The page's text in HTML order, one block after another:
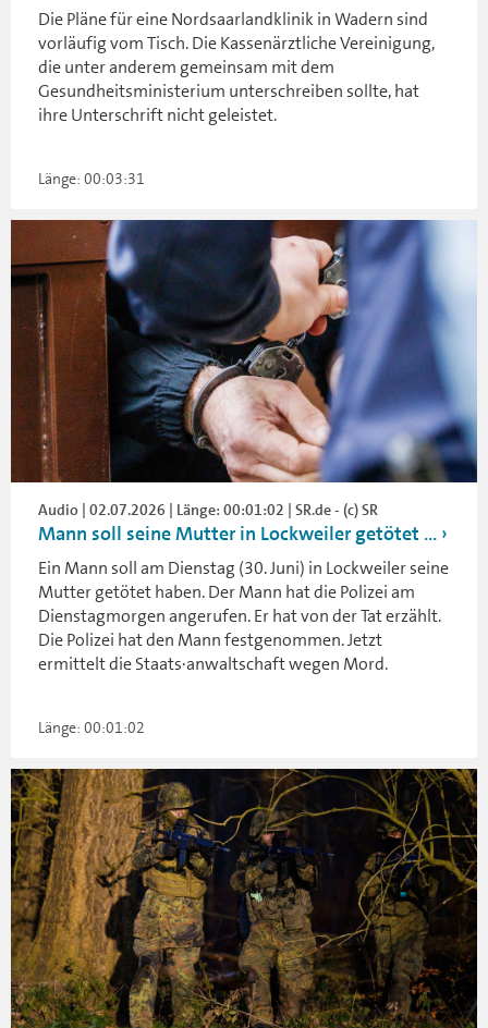
Die Pläne für eine Nordsaarlandklinik in Wadern sind
vorläufig vom Tisch. Die Kassenärztliche Vereinigung,
die unter anderem gemeinsam mit dem
Gesundheitsministerium unterschreiben sollte, hat
ihre Unterschrift nicht geleistet.
Länge: 00:03:31
Audio | 02.07.2026 | Länge: 00:01:02 | SR.de - (c) SR
Mann soll seine Mutter in Lockweiler getötet ...
Ein Mann soll am Dienstag (30. Juni) in Lockweiler seine
Mutter getötet haben. Der Mann hat die Polizei am
Dienstagmorgen angerufen. Er hat von der Tat erzählt.
Die Polizei hat den Mann festgenommen. Jetzt
ermittelt die Staats·anwaltschaft wegen Mord.
Länge: 00:01:02